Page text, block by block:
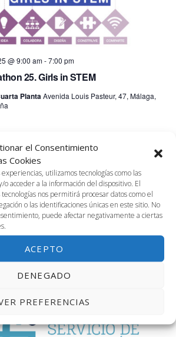
el Consentimiento
Cookies
utilizamos tecnologías como las
o acceder a la información del dispositivo. El
nos permitirá procesar datos como el
o las identificaciones únicas en este sitio. No
puede afectar negativamente a ciertas
ACEPTO
DENEGADO
PREFERENCIAS
25. Girls in STEM
@ 9:00 am-7:00 pm
PlantaAvenida Louis Pasteur, 47, Málaga,
Presentación SMARTDEC
@ 10:00 am-1:00 pm
PlantaAvenida Louis Pasteur, 47, Málaga,